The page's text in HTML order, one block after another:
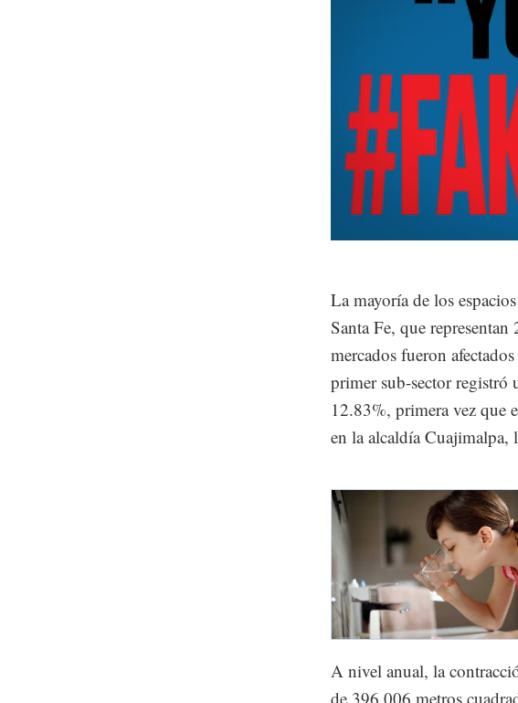
10.10%
La mayoría de los
Santa Fe, que
mercados fueron
primer sub-sector registró
12.83%, primera vez que
en la alcaldía
A nivel anual, la
de 396,006 metros